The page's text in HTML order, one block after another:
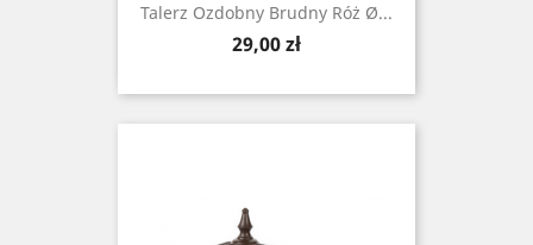
Talerz Ozdobny Brudny Róż Ø...
Cena
29,00 zł